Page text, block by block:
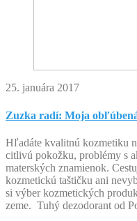
25. januára 2017
Zuzka radí: Moja
Hľadáte kvalitnú kozmetiku
citlivú pokožku, problémy s
materských znamienok.
kozmetickú taštičku ani
si výber kozmetických
zeme. Tuhý dezodorant od